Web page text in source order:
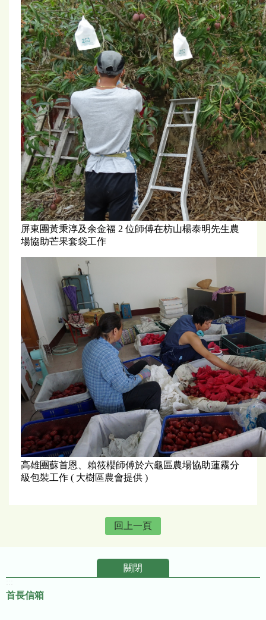
屏東團黃秉淳及余金福 2 位師傅在枋山楊泰明先生農
場協助芒果套袋工作
高雄團蘇首恩、賴筱櫻師傅於六龜區農場協助蓮霧分
級包裝工作 ( 大樹區農會提供 )
回上一頁
關閉
首長信箱